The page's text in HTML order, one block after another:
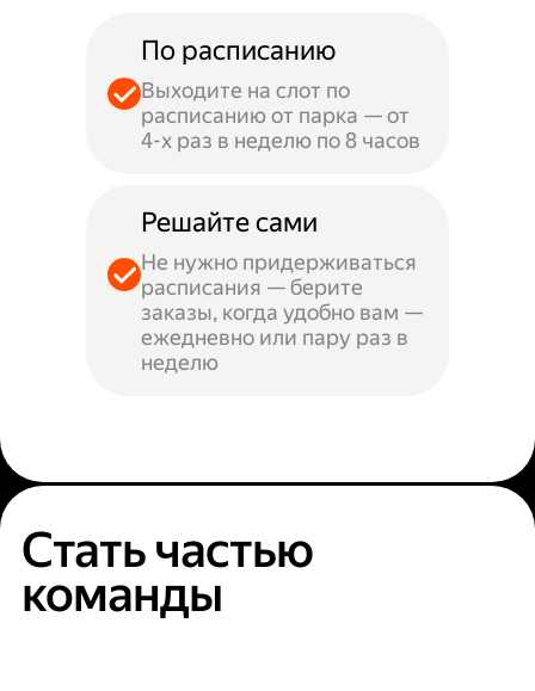
По расписанию
Выходите на слот по
расписанию от парка — от
4-х раз в неделю по 8 часов
Решайте сами
Не нужно придерживаться
расписания — берите
заказы, когда удобно вам —
ежедневно или пару раз в
неделю
Стать частью
команды